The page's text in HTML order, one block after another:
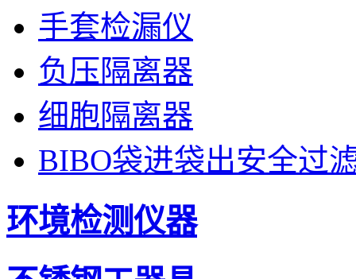
手套检漏仪
负压隔离器
细胞隔离器
BIBO袋进袋出安全过
环境检测仪器